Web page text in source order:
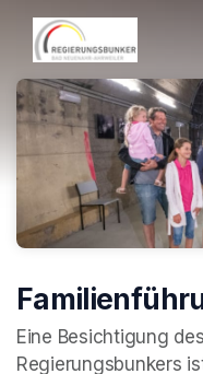
Skip header
Eine Besichtigung
Regierungsbunkers